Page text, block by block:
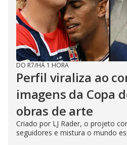
DO R7/HÁ 1 HORA
Perfil viraliza ao
imagens da Copa
obras de arte
Criado por LJ Rader, o projeto
seguidores e mistura o mundo